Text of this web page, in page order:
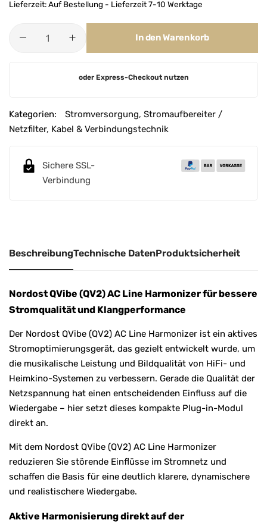
Lieferzeit:Auf Bestellung - Lieferzeit 7-10 Werktage
In den Warenkorb
e
r
oder Express-Checkout nutzen
Kategorien: Stromversorgung, Stromaufbereiter /
Netzfilter, Kabel & Verbindungstechnik
Sichere SSL-
Verbindung
BeschreibungTechnische DatenProduktsicherheit
Nordost QVibe (QV2) AC Line Harmonizer für bessere
Stromqualität und Klangperformance
Der Nordost QVibe (QV2) AC Line Harmonizer ist ein aktives
Stromoptimierungsgerät, das gezielt entwickelt wurde, um
die musikalische Leistung und Bildqualität von HiFi- und
Heimkino-Systemen zu verbessern. Gerade die Qualität der
Netzspannung hat einen entscheidenden Einfluss auf die
Wiedergabe – hier setzt dieses kompakte Plug-in-Modul
direkt an.
Mit dem Nordost QVibe (QV2) AC Line Harmonizer
reduzieren Sie störende Einflüsse im Stromnetz und
schaffen die Basis für eine deutlich klarere, dynamischere
und realistischere Wiedergabe.
Aktive Harmonisierung direkt auf der